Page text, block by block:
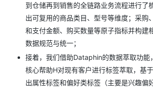
到仓储再到销售的全链路业务流程进行了
出可复用的商品类目、型号等维度；采购
和支付金额、购买数量等原子指标并构建
数据规范与统一；
接着，我们借助Dataphin的数据萃取功能
核心帮助H对现有客户进行标签萃取，基
出属性标签和偏好类标签（主要是兴趣偏